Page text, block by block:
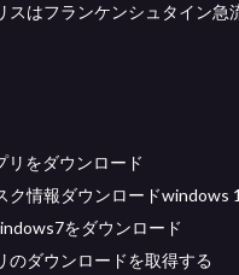
スはフランケンシュタイン急
リをダウンロード
ク情報ダウンロードwindows
をダウンロード
のダウンロードを取得する